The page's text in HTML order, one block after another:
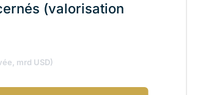
(valorisation
mrd USD)